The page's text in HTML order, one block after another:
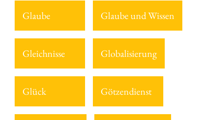
Glaube Glaube und Wissen
Gleichnisse Globalisierung
Glück Götzendienst